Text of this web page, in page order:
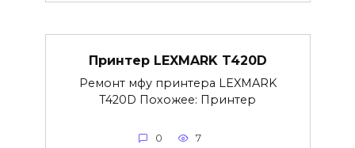
Принтер LEXMARK T420D
Ремонт мфу принтера LEXMARK
T420D Похожее: Принтер
0 7